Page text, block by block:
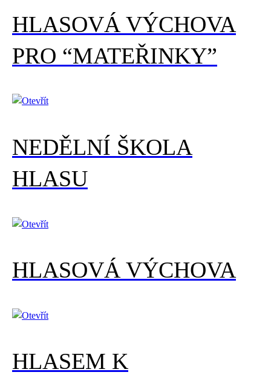
HLASOVÁ VÝCHOVA
PRO “MATEŘINKY”
NEDĚLNÍ ŠKOLA
HLASU
HLASOVÁ VÝCHOVA
HLASEM K